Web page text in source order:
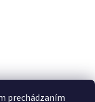
prechádzaním